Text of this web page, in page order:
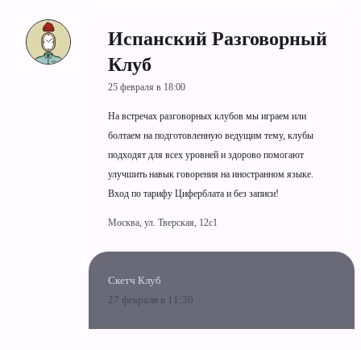
Испанский Разговорный
Клуб
25 февраля в 18:00
На встречах разговорных клубов мы играем или
болтаем на подготовленную ведущим тему, клубы
подходят для всех уровней и здорово помогают
улучшить навык говорения на иностранном языке.
Вход по тарифу Циферблата и без записи!
Москва, ул. Тверская, 12с1
Скетч Клуб
27 февраля в 11:30